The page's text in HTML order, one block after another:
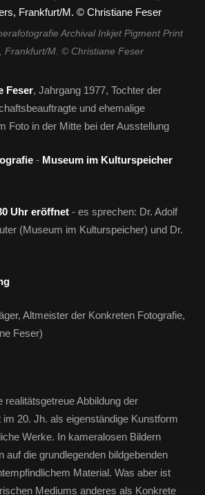
Archival Inkjet Pigment Print
Frankfurt/M. © Christiane Feser
Feser, Jahrgang 1977, Tochter der
und ehemalige
Foto in der Mitte bei der Ausstellung
- Museum im Kulturspeicher
Uhr eröffnet - es sprechen: Dr. Adolf
(Museum im Kulturspeicher) und Dr.
Altmeister der Konkreten Fotografie,
Feser)
realitätsgetreue Abbildung der
20. Jh. als eigenständige Kunstform
Werke. In kameralosen Bildern
die grundlegenden bildgebenden
Material. Was aber ist
Mediums anderes als Konkrete